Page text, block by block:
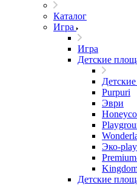
Каталог
Игра
Игра
Детские
Purpuri
Эври
Эко-play
Детские